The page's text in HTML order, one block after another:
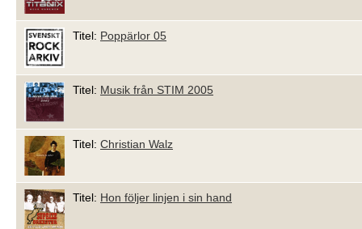
Titel: Poppärlor 05
Titel: Musik från STIM 2005
Titel: Christian Walz
Titel: Hon följer linjen i sin hand